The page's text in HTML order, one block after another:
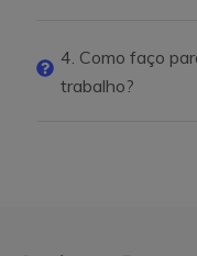
4. Como faço
trabalho?